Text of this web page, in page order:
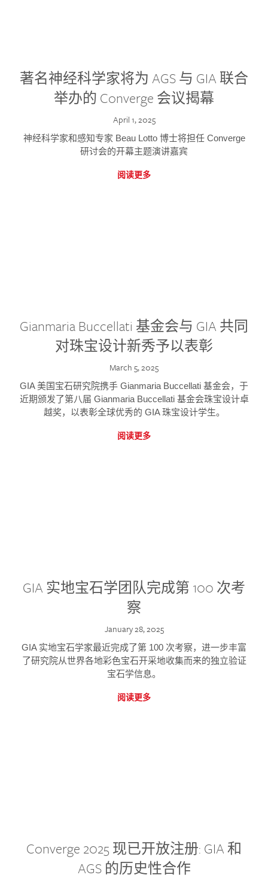
著名神经科学家将为 AGS 与 GIA 联合
举办的 Converge 会议揭幕
April 1, 2025
神经科学家和感知专家 Beau Lotto 博士将担任 Converge
研讨会的开幕主题演讲嘉宾
阅读更多
Gianmaria Buccellati 基金会与 GIA 共同
对珠宝设计新秀予以表彰
March 5, 2025
GIA 美国宝石研究院携手 Gianmaria Buccellati 基金会，于
近期颁发了第八届 Gianmaria Buccellati 基金会珠宝设计卓
越奖，以表彰全球优秀的 GIA 珠宝设计学生。
阅读更多
GIA 实地宝石学团队完成第 100 次考
察
January 28, 2025
GIA 实地宝石学家最近完成了第 100 次考察，进一步丰富
了研究院从世界各地彩色宝石开采地收集而来的独立验证
宝石学信息。
阅读更多
Converge 2025 现已开放注册: GIA 和
AGS 的历史性合作